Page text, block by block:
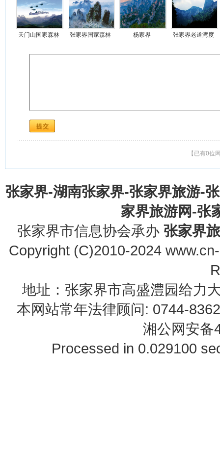
天门山国家森林
张家界国家森林
杨家界
张家界老道湾度
【已有0位
张家界-湖南张家界-张家界旅游-
家界旅游网-张
张家界市信息协会承办 张家界
Copyright (C)2010-2024
地址：张家界市高盛澧园给力
本网站常年法律顾问: 0744-
湘公网安备
Processed in 0.029100